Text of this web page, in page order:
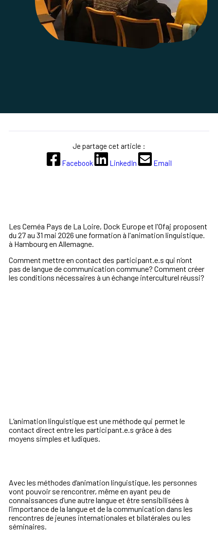
Les Ceméa Pays de La Loire, Dock Europe et l'Ofaj proposent
du 27 au 31 mai 2026 une formation à l'animation linguistique.
à Hambourg en Allemagne.
Comment mettre en contact des participant.e.s qui n‘ont
pas de langue de communication commune? Comment créer
les conditions nécessaires à un échange interculturel réussi?
L‘animation linguistiqueest une méthode qui permet le
contact direct entre les participant.e.s grâce à des
moyens simples et ludiques.
Avec les méthodes d‘animation linguistique, les personnes
vont pouvoir se rencontrer, mêmeen ayant peu de
connaissances d‘une autre langue et être sensibilisées à
l‘importance de la langue et de la communication dans les
rencontres de jeunes internationales et bilatérales ou les
séminaires.
Je partage cet article :
Facebook
LinkedIn Email